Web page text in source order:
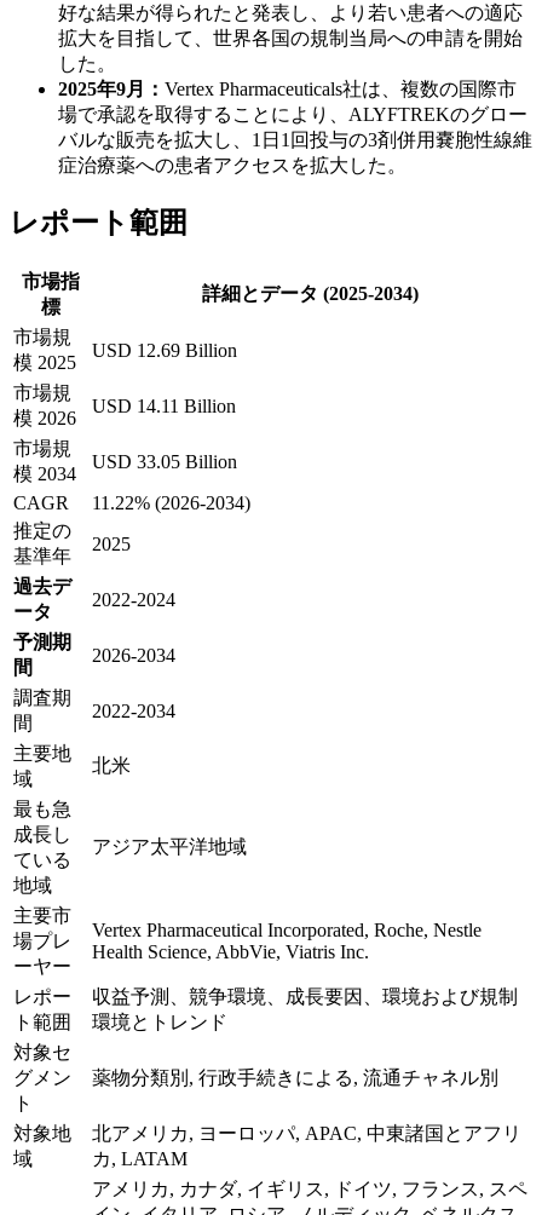
好な結果が得られたと発表し、より若い患者への適応
拡大を目指して、世界各国の規制当局への申請を開始
した。
2025年9月： Vertex Pharmaceuticals社は、複数の国際市
場で承認を取得することにより、ALYFTREKのグロー
バルな販売を拡大し、1日1回投与の3剤併用嚢胞性線維
症治療薬への患者アクセスを拡大した。
レポート範囲
市場指
標
詳細とデータ (2025-2034)
市場規
模 2025
USD 12.69 Billion
市場規
模 2026
USD 14.11 Billion
市場規
模 2034
USD 33.05 Billion
CAGR
11.22% (2026-2034)
推定の
基準年
2025
過去デ
ータ
2022-2024
予測期
間
2026-2034
調査期
間
2022-2034
主要地
域
北米
最も急
成長し
ている
地域
アジア太平洋地域
主要市
場プレ
ーヤー
Vertex Pharmaceutical Incorporated, Roche, Nestle
Health Science, AbbVie, Viatris Inc.
レポー
ト範囲
収益予測、競争環境、成長要因、環境および規制
環境とトレンド
対象セ
グメン
ト
薬物分類別, 行政手続きによる, 流通チャネル別
対象地
域
北アメリカ, ヨーロッパ, APAC, 中東諸国とアフリ
カ, LATAM
アメリカ, カナダ, イギリス, ドイツ, フランス, スペ